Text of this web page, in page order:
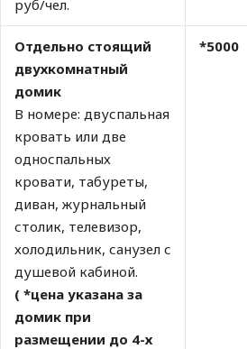
руб/чел.
Отдельно стоящий
двухкомнатный
домик
В номере: двуспальная
кровать или две
односпальных
кровати, табуреты,
диван, журнальный
столик, телевизор,
холодильник, санузел с
душевой кабиной.
( *цена указана за
домик при
размещении до 4-х
*5000